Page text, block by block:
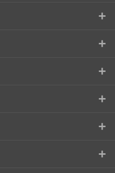
+
+
+
+
+
+